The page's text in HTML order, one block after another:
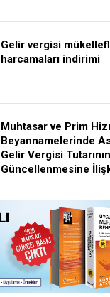
Gelir vergisi
harcamaları indirimi
Muhtasar ve Prim
Beyannamelerinde
Gelir Vergisi Tutarının
Güncellenmesine